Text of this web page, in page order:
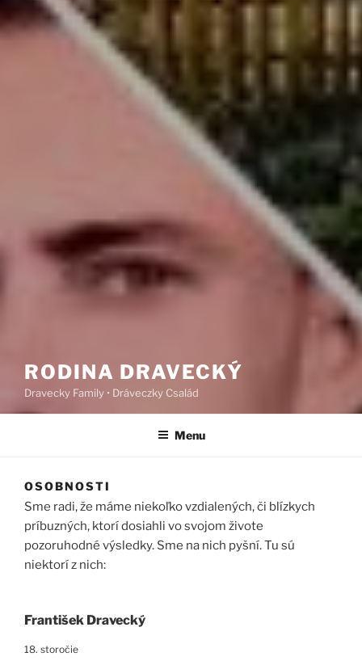
RODINA DRAVECKÝ
Dravecky Family • Dráveczky Család
Menu
OSOBNOSTI
Sme radi, že máme niekoľko vzdialených, či blízkych
príbuzných, ktorí dosiahli vo svojom živote
pozoruhodné výsledky. Sme na nich pyšní. Tu sú
niektorí z nich:
František Dravecký
18. storočie